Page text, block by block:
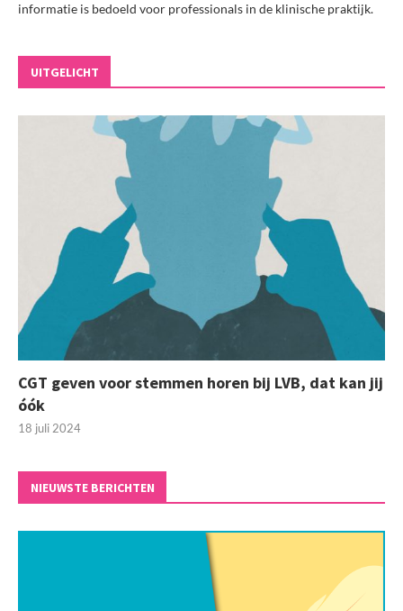
informatie is bedoeld voor professionals in de klinische praktijk.
UITGELICHT
CGT geven voor stemmen horen bij LVB, dat kan jij
óók
18 juli 2024
NIEUWSTE BERICHTEN